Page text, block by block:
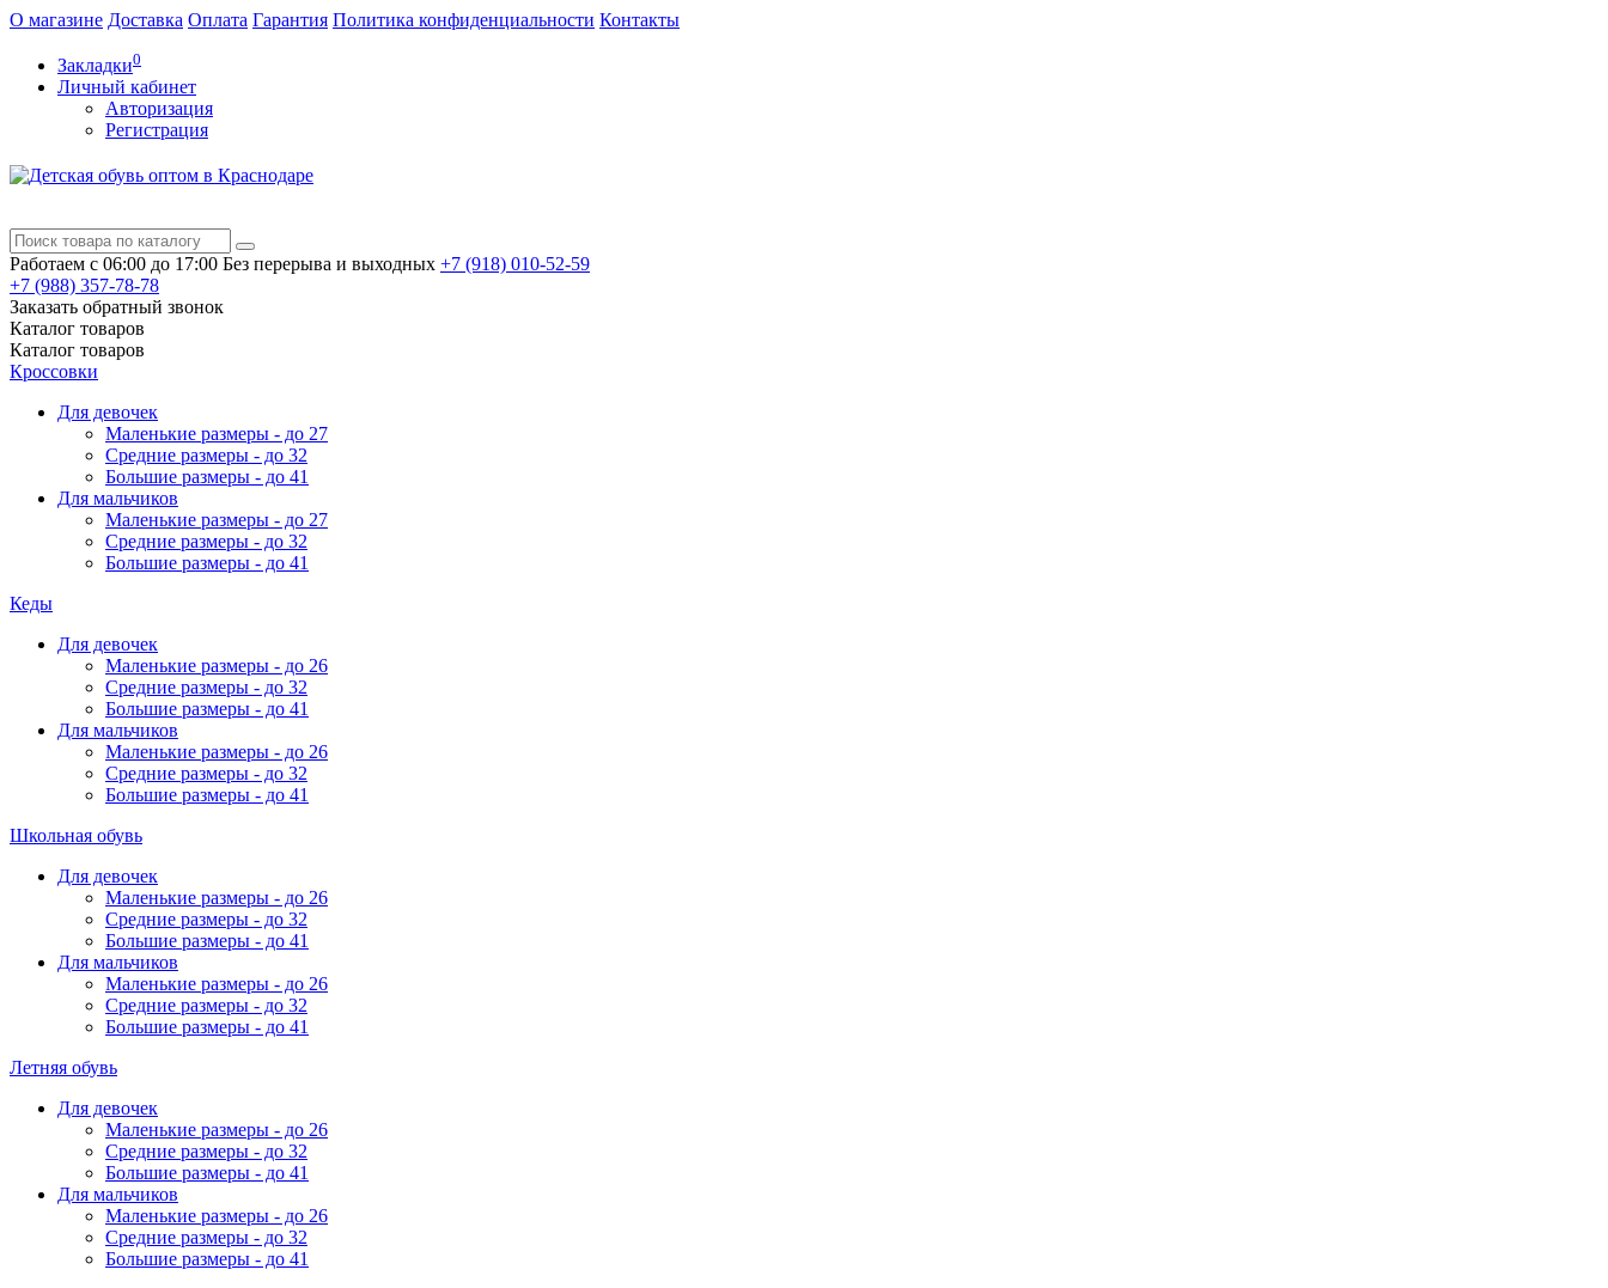
О магазине Доставка Оплата Гарантия Политика конфиденциальности Контакты
Закладки0
Личный кабинет
Авторизация
Регистрация
Работаем с 06:00 до 17:00 Без перерыва и выходных +7 (918) 010-52-59
+7 (988) 357-78-78
Заказать обратный звонок
Каталог товаров
Каталог товаров
Кроссовки
Для девочек
Маленькие размеры - до 27
Средние размеры - до 32
Большие размеры - до 41
Для мальчиков
Маленькие размеры - до 27
Средние размеры - до 32
Большие размеры - до 41
Кеды
Для девочек
Маленькие размеры - до 26
Средние размеры - до 32
Большие размеры - до 41
Для мальчиков
Маленькие размеры - до 26
Средние размеры - до 32
Большие размеры - до 41
Школьная обувь
Для девочек
Маленькие размеры - до 26
Средние размеры - до 32
Большие размеры - до 41
Для мальчиков
Маленькие размеры - до 26
Средние размеры - до 32
Большие размеры - до 41
Летняя обувь
Для девочек
Маленькие размеры - до 26
Средние размеры - до 32
Большие размеры - до 41
Для мальчиков
Маленькие размеры - до 26
Средние размеры - до 32
Большие размеры - до 41